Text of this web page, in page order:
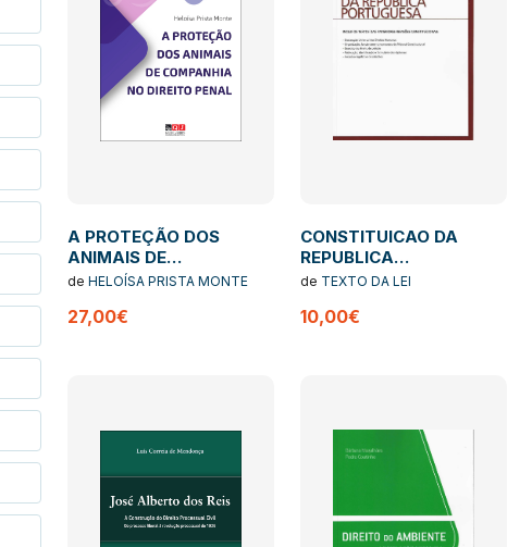
A PROTEÇÃO DOS
ANIMAIS DE
COMPANHIA NO DIREITO
de HELOÍSA PRISTA MONTE
27,00€
CONSTITUICAO DA
REPUBLICA
PORTUGUESA 26
de TEXTO DA LEI
10,00€